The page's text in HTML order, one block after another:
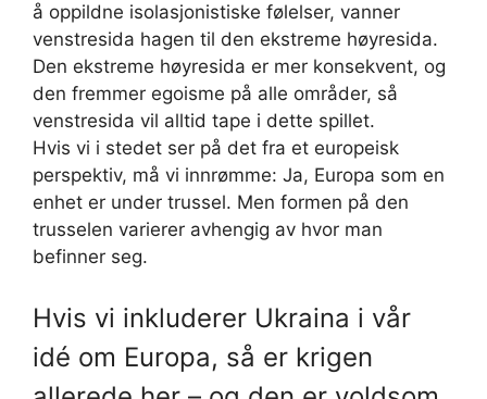
å oppildne isolasjonistiske følelser, vanner
venstresida hagen til den ekstreme høyresida.
Den ekstreme høyresida er mer konsekvent, og
den fremmer egoisme på alle områder, så
venstresida vil alltid tape i dette spillet.
Hvis vi i stedet ser på det fra et europeisk
perspektiv, må vi innrømme: Ja, Europa som en
enhet er under trussel. Men formen på den
trusselen varierer avhengig av hvor man
befinner seg.
Hvis vi inkluderer Ukraina i vår
idé om Europa, så er krigen